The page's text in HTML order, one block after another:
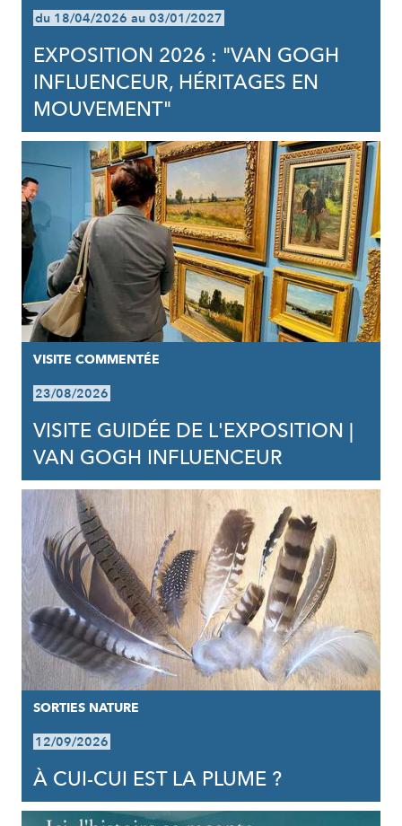
du 18/04/2026 au 03/01/2027
EXPOSITION 2026 : "VAN GOGH
INFLUENCEUR, HÉRITAGES EN
MOUVEMENT"
VISITE COMMENTÉE
23/08/2026
VISITE GUIDÉE DE L'EXPOSITION |
VAN GOGH INFLUENCEUR
SORTIES NATURE
12/09/2026
À CUI-CUI EST LA PLUME ?